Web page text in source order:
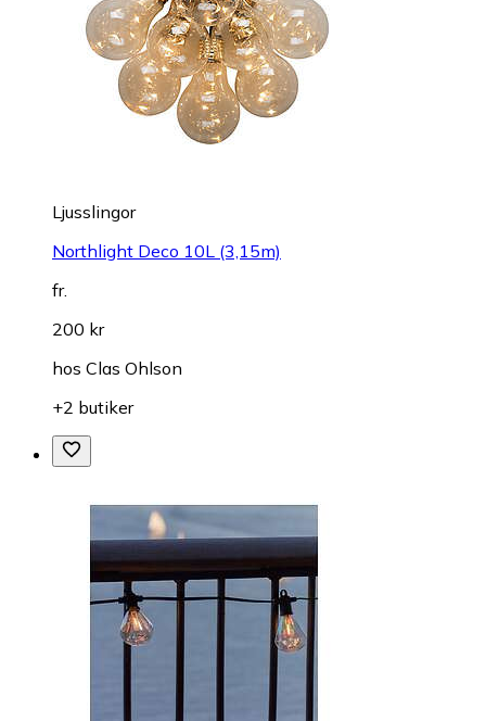
Ljusslingor
Northlight Deco 10L (3,15m)
fr.
200 kr
hos Clas Ohlson
+2 butiker